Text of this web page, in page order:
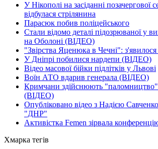
У Нікополі на засіданні позачергової
відбулася стрілянина
Парасюк побив поліцейського
Стали відомо деталі підозрюваної у
на Оболоні (ВІДЕО)
"Звірства Яценюка в Чечні": з'явилося
У Дніпрі побилися нардепи (ВІДЕО)
Відео масової бійки підлітків у Львові
Воїн АТО вдарив генерала (ВІДЕО)
Кримчани здійснюють
(ВІДЕО)
Опубліковано відео з Надією
"ДНР"
Активістка Femen зірвала
Хмарка тегів